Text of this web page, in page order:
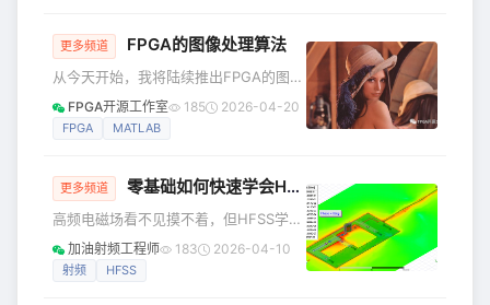
标呢？ 当一个入射波，进入传输线进行
传输时，如果传输线的负载阻抗不与传
输线的特征阻抗不匹配，就会产生反射
波。 入射波和反射波是行波，波随着时
间的增长，向传输线的一端移动。 但是
更多频道 FPGA的图像处理算法
从今天开始，我将陆续推出FPGA的图像
处理算法，并且包括matlab的图像处理
算法与建模。
FPGA开源工作室 185 2026-04-20
FPGA MATLAB
更多频道 零基础如何快速学会HFSS？
高频电磁场看不见摸不着，但HFSS学不
会的痛苦，每一个新手都感受得真真切
切。“ 当你的仿真结果和预期不符，当你
加油射频工程师 183 2026-04-10
射频 HFSS